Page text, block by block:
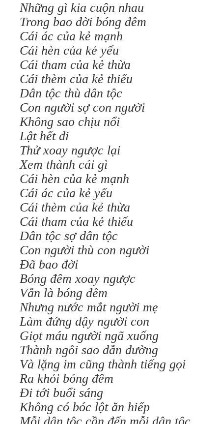
Những gì kia cuộn nhau
Trong bao đời bóng đêm
Cái ác của kẻ mạnh
Cái hèn của kẻ yếu
Cái tham của kẻ thừa
Cái thèm của kẻ thiếu
Dân tộc thù dân tộc
Con người sợ con người
Không sao chịu nổi
Lật hết đi
Thử xoay ngược lại
Xem thành cái gì
Cái hèn của kẻ mạnh
Cái ác của kẻ yếu
Cái thèm của kẻ thừa
Cái tham của kẻ thiếu
Dân tộc sợ dân tộc
Con người thù con người
Đã bao đời
Bóng đêm xoay ngược
Vẫn là bóng đêm
Nhưng nước mắt người mẹ
Làm đứng dậy người con
Giọt máu người ngã xuống
Thành ngôi sao dẫn đường
Và lặng im cũng thành tiếng gọi
Ra khỏi bóng đêm
Đi tới buổi sáng
Không có bóc lột ăn hiếp